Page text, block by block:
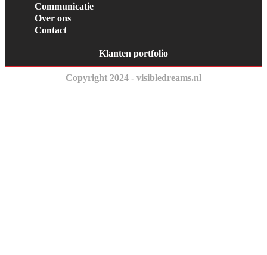
Communicatie
Over ons
Contact
Klanten portfolio
Copyright 2024 - visibledreams.nl